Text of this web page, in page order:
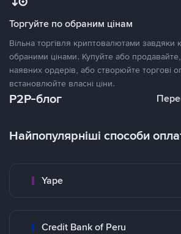
Торгуйте по обраним цінам
Вільна торгівля криптовалютами завдяки
обраними цінами. Купуйте або
наявних ордерів, або створюйте торгові
встановлюйте власні ціни.
P2P-блог
Найпопулярніші способи
Yape
Credit Bank of Peru